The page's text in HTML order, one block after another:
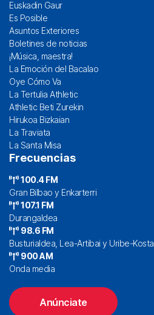
Euskadin Gaur
Es Posible
Asuntos Exteriores
Boletines de noticias
¡Música, maestra!
La Emoción del Bacalao
Oye Cómo Va
La Tertulia Athletic
Athletic Beti Zurekin
Hirukoa Bizkaian
La Traviata
La Santa Misa
Frecuencias
100.4 FM
Gran Bilbao y Enkarterri
107.1 FM
Durangaldea
98.6 FM
Busturialdea, Lea-Artibai y Uribe-Kosta
900 AM
Onda media
Anúnciate